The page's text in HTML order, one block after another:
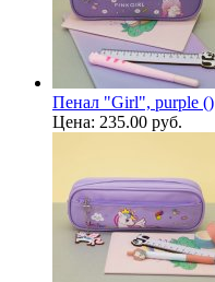
Пенал "Girl", purple ()
Цена: 235.00 руб.